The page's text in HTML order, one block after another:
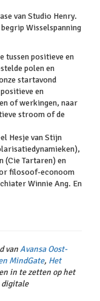
van Studio Henry.
Wisselspanning
tussen positieve en
polen en
startavond
en
of werkingen, naar
stroom of de
Hesje van Stijn
(Cie Tartaren) en
filosoof-econoom
Winnie Ang. En
vanAvansa Oost-
MindGate, Het
in te zetten op het
digitale